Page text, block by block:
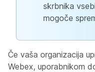
skrbnika
mogoče
Če vaša organizacija
Webex, uporabnikom